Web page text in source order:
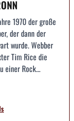
1970 der große
der dann der
wurde. Webber
Tim Rice die
einer Rock...